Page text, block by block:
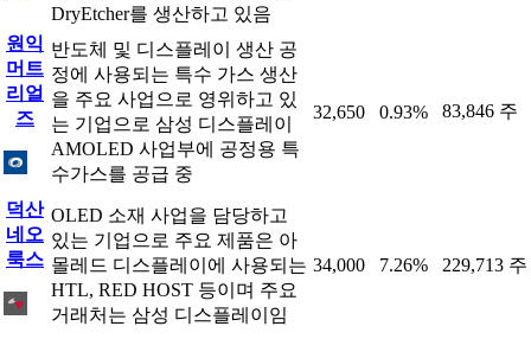
DryEtcher를 생산하고 있음
원익
머트
리얼
즈
반도체 및 디스플레이 생산 공
정에 사용되는 특수 가스 생산
을 주요 사업으로 영위하고 있
는 기업으로 삼성 디스플레이
AMOLED 사업부에 공정용 특
수가스를 공급 중
32,650 0.93% 83,846 주
덕산
네오
룩스
OLED 소재 사업을 담당하고
있는 기업으로 주요 제품은 아
몰레드 디스플레이에 사용되는
HTL, RED HOST 등이며 주요
거래처는 삼성 디스플레이임
34,000 7.26% 229,713 주